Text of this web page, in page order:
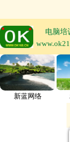
电脑培
新蓝网络